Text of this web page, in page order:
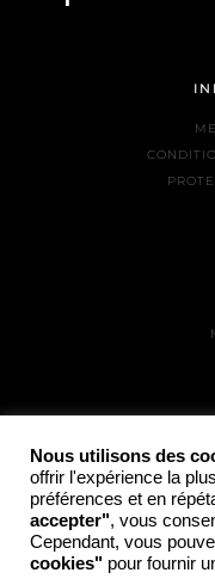
Nous utilisons des
offrir l'expérience la
préférences et en
accepter", vous
Cependant, vous
cookies" pour fournir